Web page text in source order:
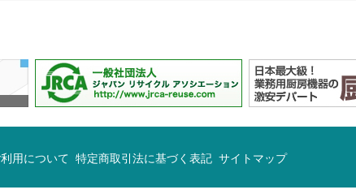
用について 特定商取引法に基づく表記 サイトマップ